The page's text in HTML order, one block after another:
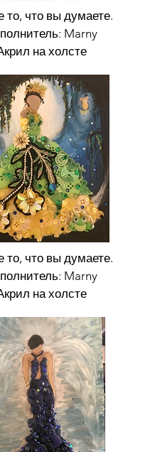
то, что вы думаете.
Marny
на холсте
то, что вы думаете.
Marny
на холсте